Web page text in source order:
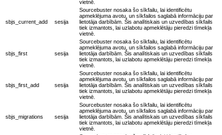
vietnē.
sbjs_current_add sesija
Sourcebuster nosaka šo sīkfailu, lai identificētu
apmeklējuma avotu, un sīkfailos saglabā informāciju par
lietotāja darbībām. Šis analītiskais un uzvedības sīkfails
tiek izmantots, lai uzlabotu apmeklētāju pieredzi tīmekļa
vietnē.
sbjs_first sesija
Sourcebuster nosaka šo sīkfailu, lai identificētu
apmeklējuma avotu, un sīkfailos saglabā informāciju par
lietotāja darbībām. Šis analītiskais un uzvedības sīkfails
tiek izmantots, lai uzlabotu apmeklētāju pieredzi tīmekļa
vietnē.
sbjs_first_add sesija
Sourcebuster nosaka šo sīkfailu, lai identificētu
apmeklējuma avotu, un sīkfailos saglabā informāciju par
lietotāja darbībām. Šis analītiskais un uzvedības sīkfails
tiek izmantots, lai uzlabotu apmeklētāju pieredzi tīmekļa
vietnē.
sbjs_migrations sesija
Sourcebuster nosaka šo sīkfailu, lai identificētu
apmeklējuma avotu, un sīkfailos saglabā informāciju par
lietotāja darbībām. Šis analītiskais un uzvedības sīkfails
tiek izmantots, lai uzlabotu apmeklētāju pieredzi tīmekļa
vietnē.